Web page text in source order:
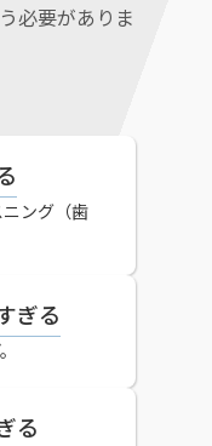
必要がありま
ング（歯
ぎる
る